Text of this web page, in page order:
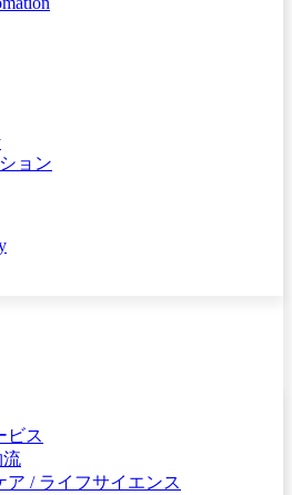
ョン
ビス
流
ア / ライフサイエンス